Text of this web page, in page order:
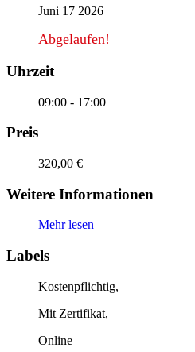
Juni 17 2026
Abgelaufen!
Uhrzeit
09:00 - 17:00
Preis
320,00 €
Weitere Informationen
Mehr lesen
Labels
Kostenpflichtig,
Mit Zertifikat,
Online